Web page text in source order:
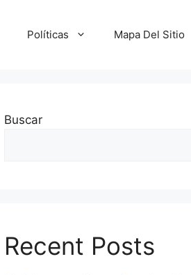
Políticas Mapa Del Sitio
Buscar
Recent Posts